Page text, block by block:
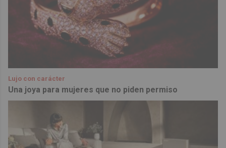
Lujo con carácter
Una joya para mujeres que no piden permiso